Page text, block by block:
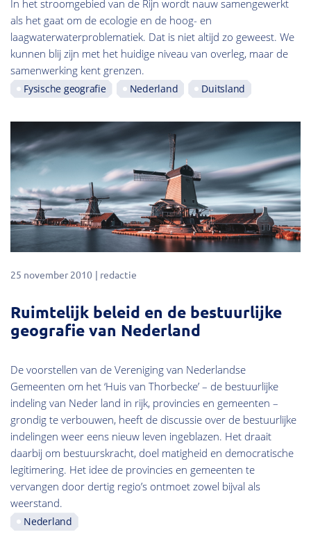
In het stroomgebied van de Rijn wordt nauw samengewerkt
als het gaat om de ecologie en de hoog- en
laagwaterwaterproblematiek. Dat is niet altijd zo geweest. We
kunnen blij zijn met het huidige niveau van overleg, maar de
samenwerking kent grenzen.
Fysische geografie Nederland Duitsland
25 november 2010 redactie
Ruimtelijk beleid en de bestuurlijke
geografie van Nederland
De voorstellen van de Vereniging van Nederlandse
Gemeenten om het ‘Huis van Thorbecke’ – de bestuurlijke
indeling van Neder land in rijk, provincies en gemeenten –
grondig te verbouwen, heeft de discussie over de bestuurlijke
indelingen weer eens nieuw leven ingeblazen. Het draait
daarbij om bestuurskracht, doel matigheid en democratische
legitimering. Het idee de provincies en gemeenten te
vervangen door dertig regio’s ontmoet zowel bijval als
weerstand.
Nederland